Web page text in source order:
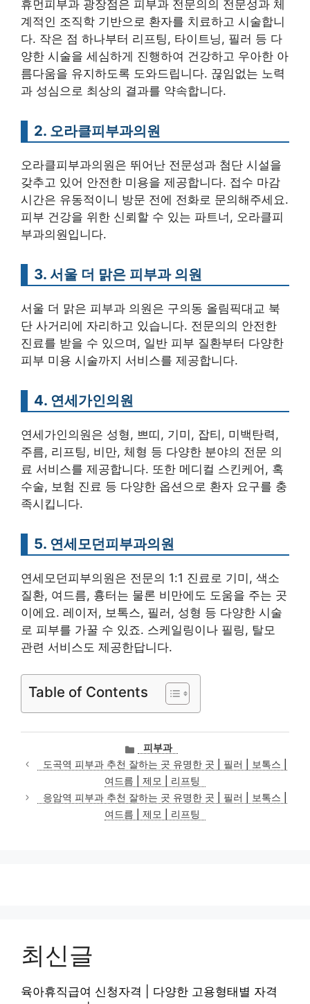
휴먼피부과 광장점은 피부과 전문의의 전문성과 체
계적인 조직학 기반으로 환자를 치료하고 시술합니
다. 작은 점 하나부터 리프팅, 타이트닝, 필러 등 다
양한 시술을 세심하게 진행하여 건강하고 우아한 아
름다움을 유지하도록 도와드립니다. 끊임없는 노력
과 성심으로 최상의 결과를 약속합니다.
2. 오라클피부과의원
오라클피부과의원은 뛰어난 전문성과 첨단 시설을
갖추고 있어 안전한 미용을 제공합니다. 접수 마감
시간은 유동적이니 방문 전에 전화로 문의해주세요.
피부 건강을 위한 신뢰할 수 있는 파트너, 오라클피
부과의원입니다.
3. 서울 더 맑은 피부과 의원
서울 더 맑은 피부과 의원은 구의동 올림픽대교 북
단 사거리에 자리하고 있습니다. 전문의의 안전한
진료를 받을 수 있으며, 일반 피부 질환부터 다양한
피부 미용 시술까지 서비스를 제공합니다.
4. 연세가인의원
연세가인의원은 성형, 쁘띠, 기미, 잡티, 미백탄력,
주름, 리프팅, 비만, 체형 등 다양한 분야의 전문 의
료 서비스를 제공합니다. 또한 메디컬 스킨케어, 혹
수술, 보험 진료 등 다양한 옵션으로 환자 요구를 충
족시킵니다.
5. 연세모던피부과의원
연세모던피부의원은 전문의 1:1 진료로 기미, 색소
질환, 여드름, 흉터는 물론 비만에도 도움을 주는 곳
이에요. 레이저, 보톡스, 필러, 성형 등 다양한 시술
로 피부를 가꿀 수 있죠. 스케일링이나 필링, 탈모
관련 서비스도 제공한답니다.
Table of Contents
카
테
고
리
피부과
도곡역 피부과 추천 잘하는 곳 유명한 곳 | 필러 | 보톡스 |
여드름 | 제모 | 리프팅
응암역 피부과 추천 잘하는 곳 유명한 곳 | 필러 | 보톡스 |
여드름 | 제모 | 리프팅
최신글
육아휴직급여 신청자격 | 다양한 고용형태별 자격